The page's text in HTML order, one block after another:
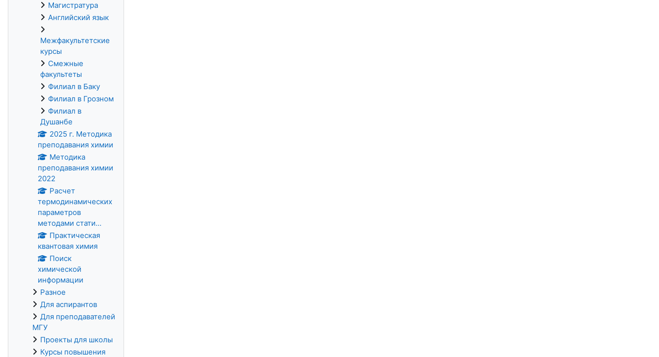
Магистратура
Английский язык
Межфакультетские
курсы
Смежные
факультеты
Филиал в Баку
Филиал в Грозном
Филиал в
Душанбе
2025 г. Методика
преподавания химии
Методика
преподавания химии
2022
Расчет
термодинамических
параметров
методами стати...
Практическая
квантовая химия
Поиск
химической
информации
Разное
Для аспирантов
Для преподавателей
МГУ
Проекты для школы
Курсы повышения